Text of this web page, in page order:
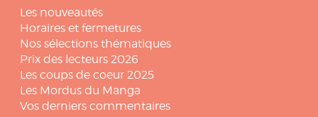
Les nouveautés
Horaires et fermetures
Nos sélections thématiques
Prix des lecteurs 2026
Les coups de coeur 2025
Les Mordus du Manga
Vos derniers commentaires